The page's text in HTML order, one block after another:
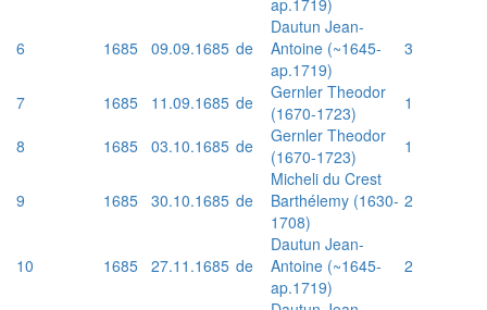
6 1685 09.09.1685 de
Dautun Jean-
Antoine (~1645-
ap.1719)
3
7 1685 11.09.1685 de
Gernler Theodor
(1670-1723)
1
8
1685 03.10.1685 de
Gernler Theodor
(1670-1723)
1
9 1685 30.10.1685 de
Micheli du Crest
Barthélemy (1630-
1708)
2
10 1685 27.11.1685 de
Dautun Jean-
Antoine (~1645-
ap.1719)
2